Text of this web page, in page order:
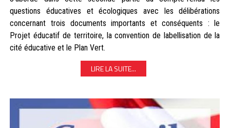
questions éducatives et écologiques avec les délibérations
concernant trois documents importants et conséquents : le
Projet éducatif de territoire, la convention de labellisation de la
cité éducative et le Plan Vert.
LIRE LA SUITE...